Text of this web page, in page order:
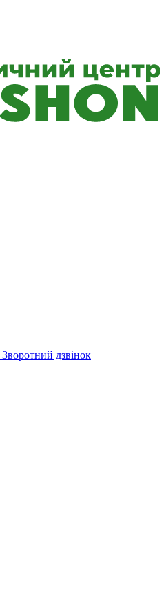
Зворотний дзвінок